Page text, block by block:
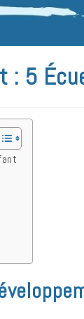
: 5